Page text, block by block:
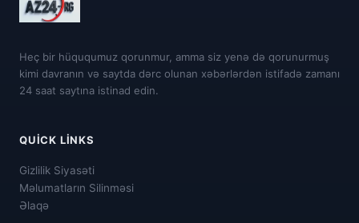
Heç bir hüququmuz qorunmur, amma siz yenə də qorunurmuş
kimi davranın və saytda dərc olunan xəbərlərdən istifadə zamanı
24 saat saytına istinad edin.
QUICK LINKS
Gizlilik Siyasəti
Məlumatların Silinməsi
Əlaqə